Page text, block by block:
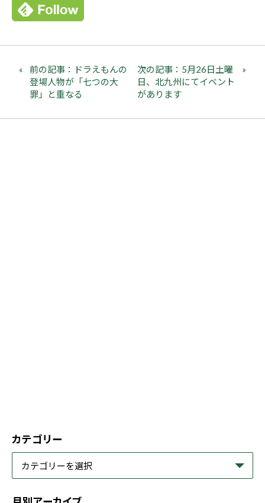
前の記事：ドラえもんの
登場人物が「七つの大
罪」と重なる
次の記事：5月26日土曜
日、北九州にてイベント
があります
カテゴリー